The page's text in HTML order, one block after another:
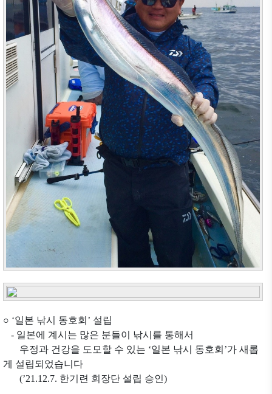
○ ‘일본 낚시 동호회’ 설립
- 일본에 계시는 많은 분들이 낚시를 통해서
우정과 건강을 도모할 수 있는 ‘일본 낚시 동호회’가 새롭
게 설립되었습니다
(’21.12.7. 한기련 회장단 설립 승인)